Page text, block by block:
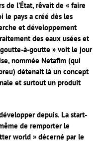
de l’État, rêvait de « faire
le pays a créé dès les
et développement
des eaux usées et
à-goutte » voit le jour
nommée Netafim (qui
détenait là un concept
et surtout un produit
depuis. La start-
de remporter le
world » décerné par le